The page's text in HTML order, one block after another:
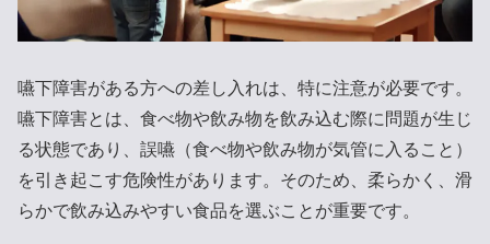
嚥下障害がある方への差し入れは、特に注意が必要です。
嚥下障害とは、食べ物や飲み物を飲み込む際に問題が生じ
る状態であり、誤嚥（食べ物や飲み物が気管に入ること）
を引き起こす危険性があります。そのため、柔らかく、滑
らかで飲み込みやすい食品を選ぶことが重要です。